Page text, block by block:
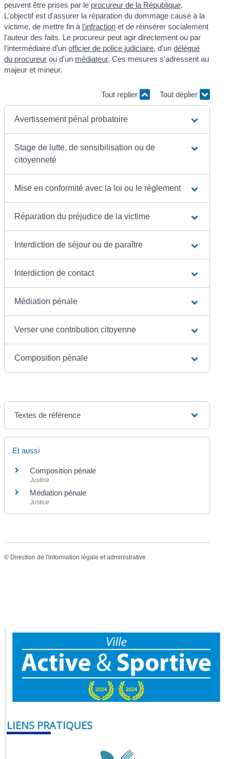
peuvent être prises par le procureur de la République.
L'objectif est d'assurer la réparation du dommage causé à la
victime, de mettre fin à l'infraction et de réinsérer socialement
l'auteur des faits. Le procureur peut agir directement ou par
l'intermédiaire d'unofficier de police judiciaire, d'undélégué
du procureur ou d'un médiateur. Ces mesures s'adressent au
majeur et mineur.
Tout replier Tout déplier
Avertissement pénal probatoire
Stage de lutte, de sensibilisation ou de
citoyenneté
Mise en conformité avec la loi ou le règlement
Réparation du préjudice de la victime
Interdiction de séjour ou de paraître
Interdiction de contact
Médiation pénale
Verser une contribution citoyenne
Composition pénale
Textes de référence
Et aussi
Composition pénale
Justice
Médiation pénale
Justice
© Direction de l'information légale et administrative
LIENS PRATIQUES